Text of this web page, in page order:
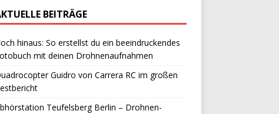
BEITRÄGE
hinaus: So erstellst du ein beeindruckendes
mit deinen Drohnenaufnahmen
Guidro von Carrera RC im großen
Teufelsberg Berlin – Drohnen-